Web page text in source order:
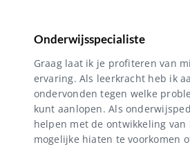
Onderwijsspecialiste
Graag laat ik je profiteren van
ervaring. Als leerkracht heb ik
ondervonden tegen welke
kunt aanlopen. Als
helpen met de ontwikkeling
mogelijke hiaten te voorkomen